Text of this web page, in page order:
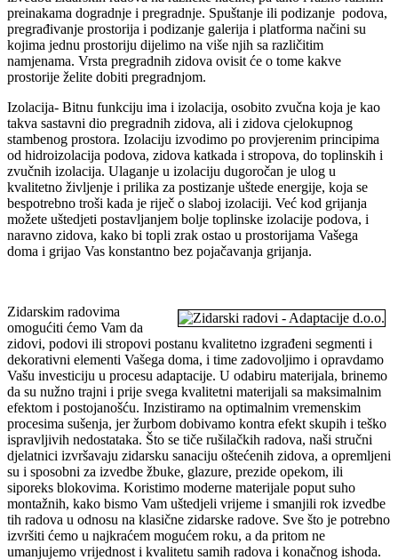
preinakama dogradnje i pregradnje. Spuštanje ili podizanje podova,
pregrađivanje prostorija i podizanje galerija i platforma načini su
kojima jednu prostoriju dijelimo na više njih sa različitim
namjenama. Vrsta pregradnih zidova ovisit će o tome kakve
prostorije želite dobiti pregradnjom.
Izolacija- Bitnu funkciju ima i izolacija, osobito zvučna koja je kao
takva sastavni dio pregradnih zidova, ali i zidova cjelokupnog
stambenog prostora. Izolaciju izvodimo po provjerenim principima
od hidroizolacija podova, zidova katkada i stropova, do toplinskih i
zvučnih izolacija. Ulaganje u izolaciju dugoročan je ulog u
kvalitetno življenje i prilika za postizanje uštede energije, koja se
bespotrebno troši kada je riječ o slaboj izolaciji. Već kod grijanja
možete uštedjeti postavljanjem bolje toplinske izolacije podova, i
naravno zidova, kako bi topli zrak ostao u prostorijama Vašega
doma i grijao Vas konstantno bez pojačavanja grijanja.
Zidarskim radovima
omogućiti ćemo Vam da
zidovi, podovi ili stropovi postanu kvalitetno izgrađeni segmenti i
dekorativni elementi Vašega doma, i time zadovoljimo i opravdamo
Vašu investiciju u procesu adaptacije. U odabiru materijala, brinemo
da su nužno trajni i prije svega kvalitetni materijali sa maksimalnim
efektom i postojanošću. Inzistiramo na optimalnim vremenskim
procesima sušenja, jer žurbom dobivamo kontra efekt skupih i teško
ispravljivih nedostataka. Što se tiče rušilačkih radova, naši stručni
djelatnici izvršavaju zidarsku sanaciju oštećenih zidova, a opremljeni
su i sposobni za izvedbe žbuke, glazure, prezide opekom, ili
siporeks blokovima. Koristimo moderne materijale poput suho
montažnih, kako bismo Vam uštedjeli vrijeme i smanjili rok izvedbe
tih radova u odnosu na klasične zidarske radove. Sve što je potrebno
izvršiti ćemo u najkraćem mogućem roku, a da pritom ne
umanjujemo vrijednost i kvalitetu samih radova i konačnog ishoda.